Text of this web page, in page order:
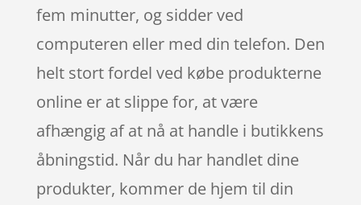
fem minutter, og sidder ved
computeren eller med din telefon. Den
helt stort fordel ved købe produkterne
online er at slippe for, at være
afhængig af at nå at handle i butikkens
åbningstid. Når du har handlet dine
produkter, kommer de hjem til din